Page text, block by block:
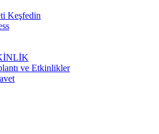
Keşfedin
ve Etkinlikler